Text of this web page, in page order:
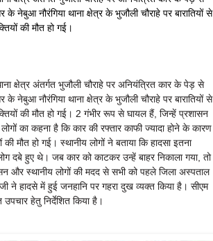
नौरंगिया थाना क्षेत्र के भुजौली चौराहे पर बारातियों से
की मौत हो गई।
क्षेत्र अंतर्गत भुजौली चौराहे पर अनियंत्रित कार के पेड़ से
नौरंगिया थाना क्षेत्र के भुजौली चौराहे पर बारातियों से
की मौत हो गई। 2 गंभीर रूप से घायल हैं, जिन्हें प्रशासन
का कहना है कि कार की रफ्तार काफी ज्यादा होने के कारण
हो गई। स्थानीय लोगों ने बताया कि हादसा इतना
दबे हुए थे। जब कार को काटकर उन्हें बाहर निकाला गया, तो
और स्थानीय लोगों की मदद से सभी को पहले जिला अस्पताल
ने हादसे में हुई जनहानि पर गहरा दुख व्यक्त किया है। सीएम
हेतु निर्देशित किया है।